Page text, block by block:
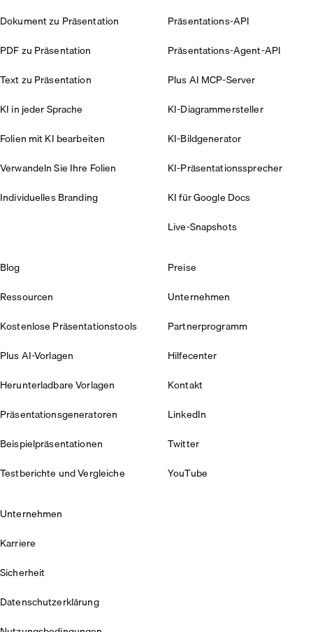
Dokument zu Präsentation
PDF zu Präsentation
Text zu Präsentation
KI in jeder Sprache
Folien mit KI bearbeiten
Verwandeln Sie Ihre Folien
Individuelles Branding
Präsentations-API
Präsentations-Agent-API
Plus AI MCP-Server
KI-Diagrammersteller
KI-Bildgenerator
KI-Präsentationssprecher
KI für Google Docs
Live-Snapshots
Blog
Ressourcen
Kostenlose Präsentationstools
Plus AI-Vorlagen
Herunterladbare Vorlagen
Präsentationsgeneratoren
Beispielpräsentationen
Testberichte und Vergleiche
Preise
Unternehmen
Partnerprogramm
Hilfecenter
Kontakt
LinkedIn
Twitter
YouTube
Unternehmen
Karriere
Sicherheit
Datenschutzerklärung